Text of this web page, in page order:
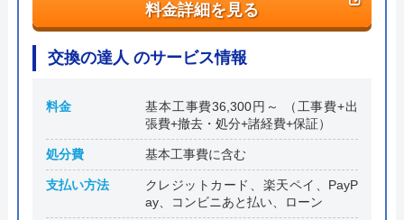
料金詳細を見る
交換の達人 のサービス情報
料金
基本工事費36,300円～ （工事費+出
張費+撤去・処分+諸経費+保証）
処分費 基本工事費に含む
支払い方法
クレジットカード、楽天ペイ、PayP
ay、コンビニあと払い、ローン